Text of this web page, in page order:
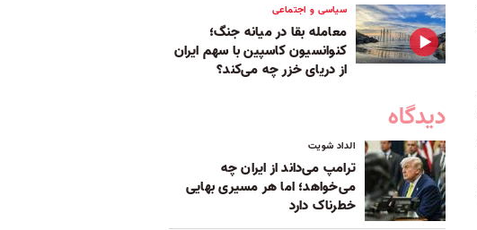
سیاسی و اجتماعی
معامله بقا در میانه جنگ؛
کنوانسیون کاسپین با سهم ایران
از دریای خزر چه می‌کند؟
دیدگاه
الداد شویت
ترامپ می‌داند از ایران چه
می‌خواهد؛ اما هر مسیری بهایی
خطرناک دارد